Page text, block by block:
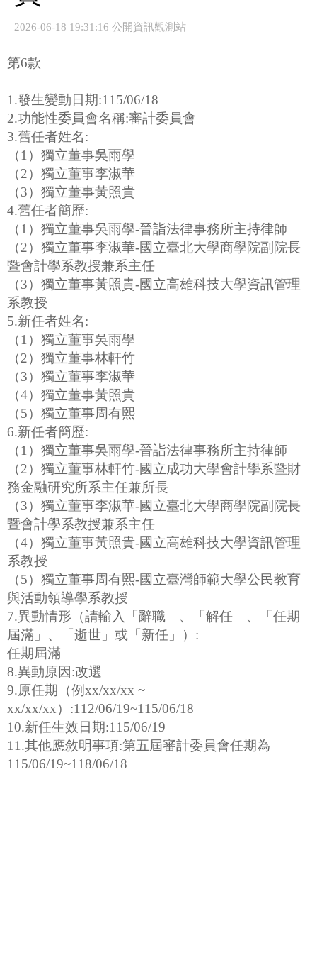
2026-06-18 19:31:16 公開資訊觀測站
第6款
1.發生變動日期:115/06/18
2.功能性委員會名稱:審計委員會
3.舊任者姓名:
（1）獨立董事吳雨學
（2）獨立董事李淑華
（3）獨立董事黃照貴
4.舊任者簡歷:
（1）獨立董事吳雨學-晉詣法律事務所主持律師
（2）獨立董事李淑華-國立臺北大學商學院副院長
暨會計學系教授兼系主任
（3）獨立董事黃照貴-國立高雄科技大學資訊管理
系教授
5.新任者姓名:
（1）獨立董事吳雨學
（2）獨立董事林軒竹
（3）獨立董事李淑華
（4）獨立董事黃照貴
（5）獨立董事周有熙
6.新任者簡歷:
（1）獨立董事吳雨學-晉詣法律事務所主持律師
（2）獨立董事林軒竹-國立成功大學會計學系暨財
務金融研究所系主任兼所長
（3）獨立董事李淑華-國立臺北大學商學院副院長
暨會計學系教授兼系主任
（4）獨立董事黃照貴-國立高雄科技大學資訊管理
系教授
（5）獨立董事周有熙-國立臺灣師範大學公民教育
與活動領導學系教授
7.異動情形（請輸入「辭職」、「解任」、「任期
屆滿」、「逝世」或「新任」）:
任期屆滿
8.異動原因:改選
9.原任期（例xx/xx/xx ~
xx/xx/xx）:112/06/19~115/06/18
10.新任生效日期:115/06/19
11.其他應敘明事項:第五屆審計委員會任期為
115/06/19~118/06/18